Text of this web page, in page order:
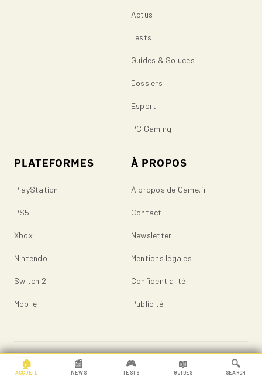
Actus
Tests
Guides & Soluces
Dossiers
Esport
PC Gaming
PLATEFORMES
PlayStation
PS5
Xbox
Nintendo
Switch 2
Mobile
À PROPOS
À propos de Game.fr
Contact
Newsletter
Mentions légales
Confidentialité
Publicité
© 2026 Game.fr — Tous droits réservés.
🏠
ACCUEIL
📰
NEWS
🎮
TESTS
📖
GUIDES
🔍
SEARCH